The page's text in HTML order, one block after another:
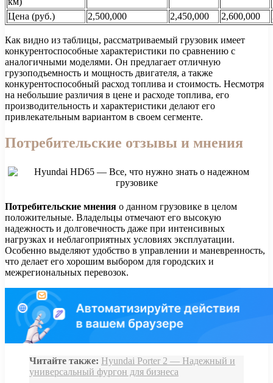
Цена (руб.)
2,500,000 2,450,000 2,600,000
Как видно из таблицы, рассматриваемый грузовик имеет
конкурентоспособные характеристики по сравнению с
аналогичными моделями. Он предлагает отличную
грузоподъемность и мощность двигателя, а также
конкурентоспособный расход топлива и стоимость. Несмотря
на небольшие различия в цене и расходе топлива, его
производительность и характеристики делают его
привлекательным вариантом в своем сегменте.
Потребительские отзывы и мнения
Потребительские мнения о данном грузовике в целом
положительные. Владельцы отмечают его высокую
надежность и долговечность даже при интенсивных
нагрузках и неблагоприятных условиях эксплуатации.
Особенно выделяют удобство в управлении и маневренность,
что делает его хорошим выбором для городских и
межрегиональных перевозок.
Читайте также: Hyundai Porter 2 — Надежный и
универсальный фургон для бизнеса